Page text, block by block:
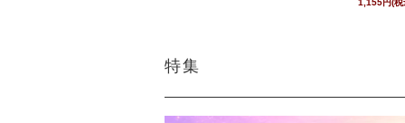
1,155円(税
特集